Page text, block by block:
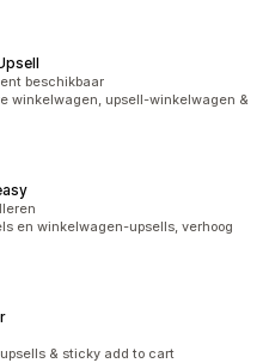
beschikbaar
winkelwagen, upsell-winkelwagen &
en winkelwagen-upsells, verhoog
& sticky add to cart